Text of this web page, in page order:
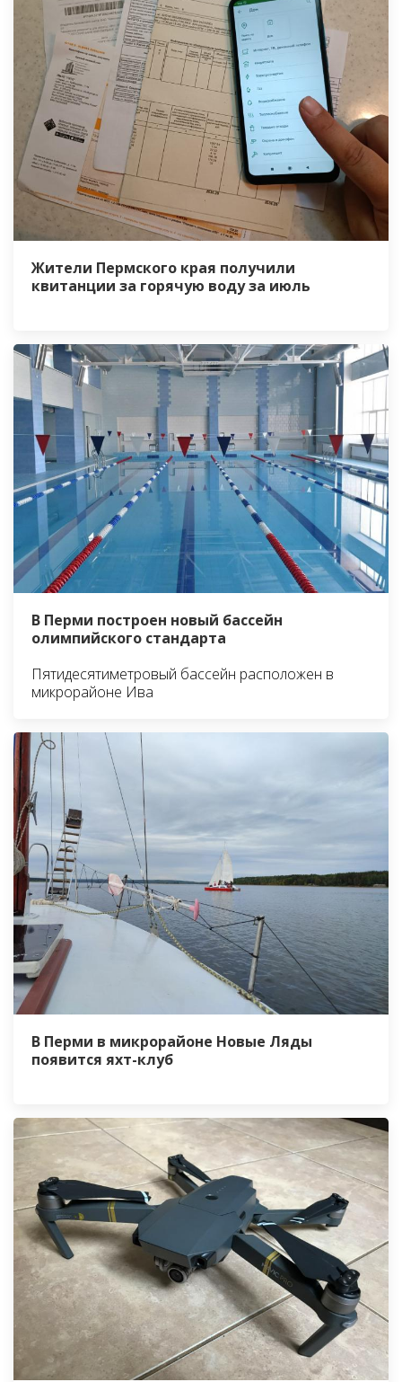
Жители Пермского края получили
квитанции за горячую воду за июль
В Перми построен новый бассейн
олимпийского стандарта
Пятидесятиметровый бассейн расположен в
микрорайоне Ива
В Перми в микрорайоне Новые Ляды
появится яхт-клуб